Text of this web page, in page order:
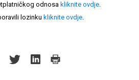
odnosa kliknite ovdje.
lozinku kliknite ovdje.